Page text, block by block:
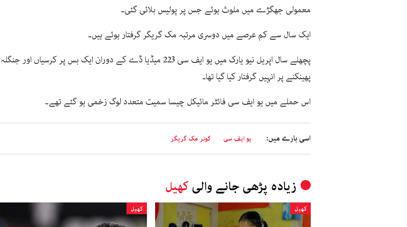
معمولی جھگڑے میں ملوث ہوئے جس پر پولیس بلائی گئی۔
ایک سال سے کم عرصے میں دوسری مرتبہ مک گریگر گرفتار ہوئے ہیں۔
پچھلے سال اپریل نیو یارک میں یو ایف سی 223 میڈیا ڈے کے دوران ایک بس پر کرسیاں اور جنگلہ
پھینکنے پر انہیں گرفتار کیا گیا تھا۔
اس حملے میں یو ایف سی فائٹر مائیکل چیسا سمیت متعدد لوگ زخمی ہو گئے تھے۔
اسی بارے میں: یو ایف سی کونر مک گریگر
زیادہ پڑھی جانے والی کھیل
کھیل کھیل